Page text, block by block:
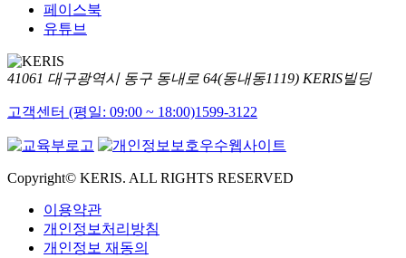
페이스북
유튜브
41061 대구광역시 동구 동내로 64(동내동1119) KERIS빌딩
고객센터 (평일: 09:00 ~ 18:00)1599-3122
Copyright© KERIS. ALL RIGHTS RESERVED
이용약관
개인정보처리방침
개인정보 재동의